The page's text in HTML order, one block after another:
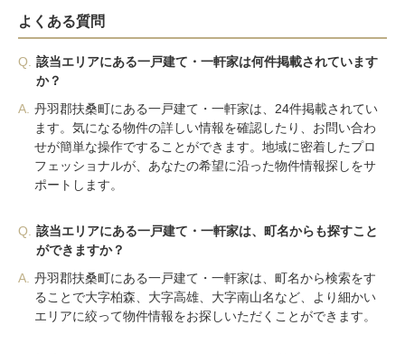
よくある質問
Q.
該当エリアにある一戸建て・一軒家は何件掲載されています
か？
A. 丹羽郡扶桑町にある一戸建て・一軒家は、24件掲載されてい
ます。気になる物件の詳しい情報を確認したり、お問い合わ
せが簡単な操作ですることができます。地域に密着したプロ
フェッショナルが、あなたの希望に沿った物件情報探しをサ
ポートします。
Q.
該当エリアにある一戸建て・一軒家は、町名からも探すこと
ができますか？
A. 丹羽郡扶桑町にある一戸建て・一軒家は、町名から検索をす
ることで大字柏森、大字高雄、大字南山名など、より細かい
エリアに絞って物件情報をお探しいただくことができます。